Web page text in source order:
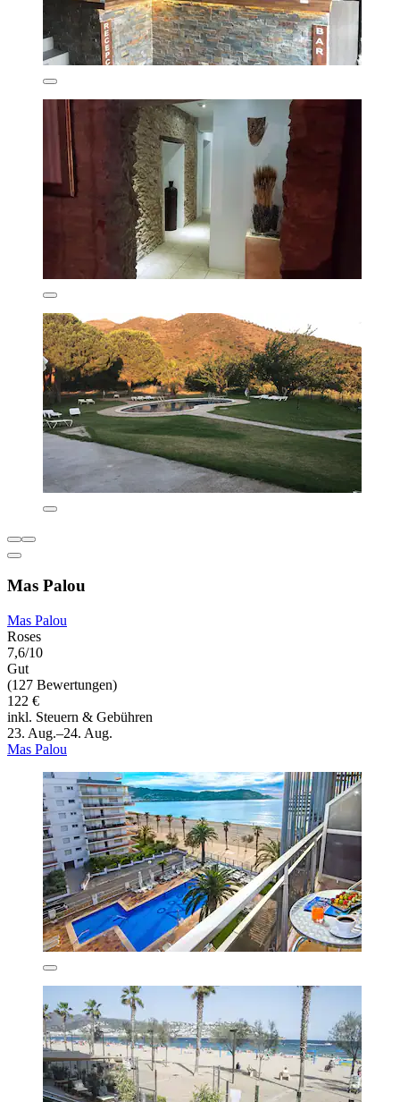
Mas Palou
Mas Palou
Roses
7,6/10
Gut
(127 Bewertungen)
122 €
inkl. Steuern & Gebühren
23. Aug.–24. Aug.
Mas Palou